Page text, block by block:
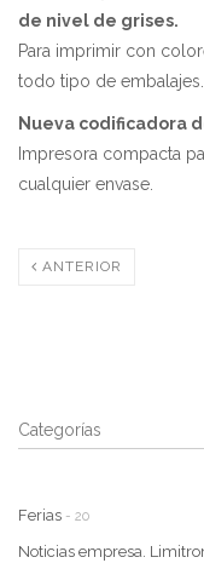
de nivel de grises.
Para imprimir con
todo tipo de embalajes.
Nueva codificadora
Impresora compacta
cualquier envase.
ANTERIOR
Categorías
Ferias - 20
Noticias empresa.